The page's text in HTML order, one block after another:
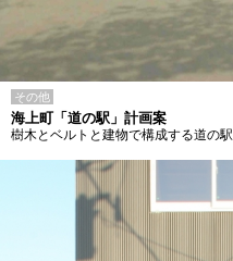
その他
海上町「道の駅」計画案
樹木とベルトと建物で構成する道の駅